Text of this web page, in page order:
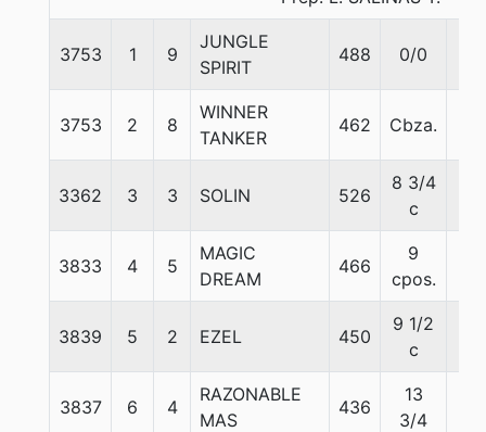
3753 1 9
JUNGLE
SPIRIT
488 0/0
3753 2 8
WINNER
TANKER
462 Cbza.
3362 3 3 SOLIN 526
8 3/4
c
3833 4 5
MAGIC
DREAM
466
9
cpos.
3839 5 2 EZEL 450
9 1/2
c
3837 6 4
RAZONABLE
MAS
436
13
3/4